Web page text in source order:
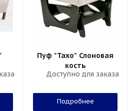
Пуф "Тахо" Слоновая
кость
Доступно для заказа
Подробнее